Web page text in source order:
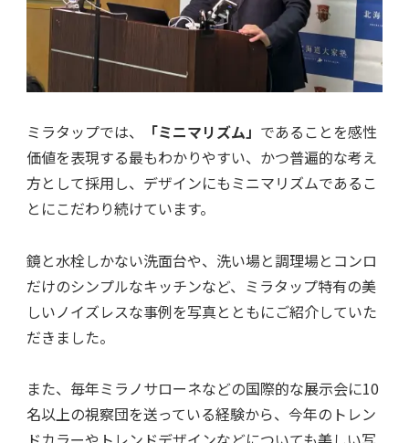
ミラタップでは、 「ミニマリズム」 であることを感性
価値を表現する最もわかりやすい、かつ普遍的な考え
方として採用し、デザインにもミニマリズムであるこ
とにこだわり続けています。
鏡と水栓しかない洗面台や、洗い場と調理場とコンロ
だけのシンプルなキッチンなど、ミラタップ特有の美
しいノイズレスな事例を写真とともにご紹介していた
だきました。
また、毎年ミラノサローネなどの国際的な展示会に10
名以上の視察団を送っている経験から、今年のトレン